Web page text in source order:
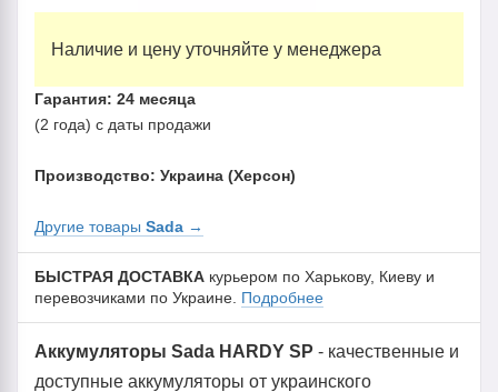
Наличие и цену уточняйте у менеджера
Гарантия: 24 месяца
(2 года) с даты продажи
Производство: Украина (Херсон)
Другие товары Sada →
БЫСТРАЯ ДОСТАВКА курьером по Харькову, Киеву и
перевозчиками по Украине. Подробнее
Аккумуляторы Sada HARDY SP - качественные и
доступные аккумуляторы от украинского